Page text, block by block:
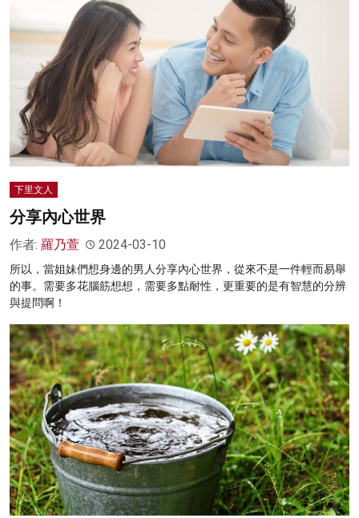
下里文人
分享內心世界
作者: 羅乃萱 2024-03-10
所以，當姐妹們想身邊的男人分享內心世界，從來不是一件輕而易舉
的事。需要多花腦筋想想，需要多點耐性，更重要的是有智慧的分辨
與提問啊！